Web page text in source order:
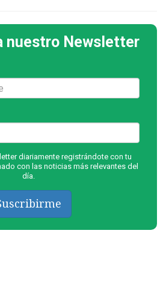
nuestro Newsletter
diariamente registrándote con tu
con las noticias más relevantes del
día.